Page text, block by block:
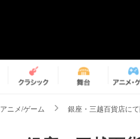
アニメ/ゲーム 銀座・三越百貨店に